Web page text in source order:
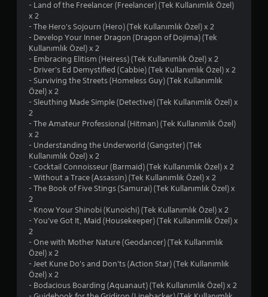
- Land of the Freelancer (Freelancer) (Tek Kullanımlık Özel)
x 2
- The Hero's Sojourn (Hero) (Tek Kullanımlık Özel) x 2
- Develop Your Inner Dragon (Dragon of Dojima) (Tek
Kullanımlık Özel) x 2
- Embracing Elitism (Heiress) (Tek Kullanımlık Özel) x 2
- Driver's Ed Demystified (Cabbie) (Tek Kullanımlık Özel) x 2
- Surviving the Streets (Homeless Guy) (Tek Kullanımlık
Özel) x 2
- Sleuthing Made Simple (Detective) (Tek Kullanımlık Özel) x
2
- The Amateur Professional (Hitman) (Tek Kullanımlık Özel)
x 2
- Understanding the Underworld (Gangster) (Tek
Kullanımlık Özel) x 2
- Cocktail Connoisseur (Barmaid) (Tek Kullanımlık Özel) x 2
- Without a Trace (Assassin) (Tek Kullanımlık Özel) x 2
- The Book of Five Stings (Samurai) (Tek Kullanımlık Özel) x
2
- Know Your Shinobi (Kunoichi) (Tek Kullanımlık Özel) x 2
- You've Got It, Maid (Housekeeper) (Tek Kullanımlık Özel) x
2
- One with Mother Nature (Geodancer) (Tek Kullanımlık
Özel) x 2
- Jeet Kune Do's and Don'ts (Action Star) (Tek Kullanımlık
Özel) x 2
- Bodacious Boarding (Aquanaut) (Tek Kullanımlık Özel) x 2